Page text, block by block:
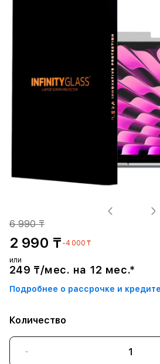
6 990 ₸
2 990 ₸ -4 000 ₸
или
249 ₸/мес. на 12 мес.*
Подробнее о рассрочке и кредите
Количество
-